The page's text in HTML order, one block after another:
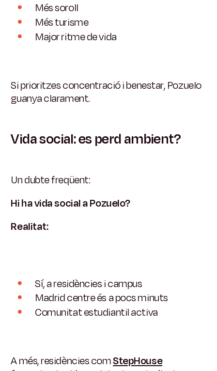
Més soroll
Més turisme
Major ritme de vida
Si prioritzes concentració i benestar, Pozuelo
guanya clarament.
Vida social: es perd ambient?
Un dubte freqüent:
Hi ha vida social a Pozuelo?
Realitat:
Sí, a residències i campus
Madrid centre és a pocs minuts
Comunitat estudiantil activa
A més, residències comStepHouse